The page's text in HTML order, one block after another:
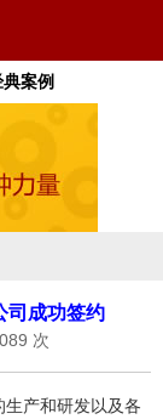
典案例
司成功签约
次
产和研发以及各